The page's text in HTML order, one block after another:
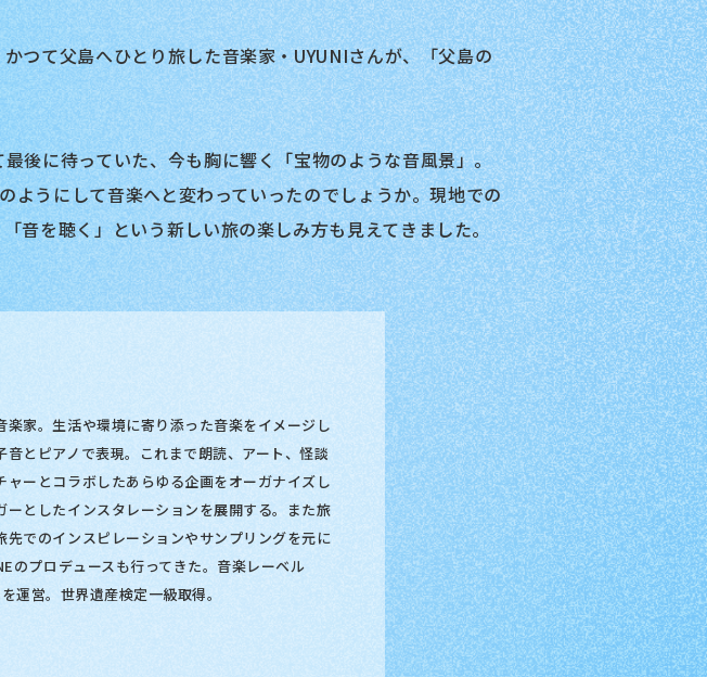
つて父島へひとり旅した音楽家・UYUNIさんが、「父島の
後に待っていた、今も胸に響く「宝物のような音風景」。
ようにして音楽へと変わっていったのでしょうか。現地での
音を聴く」という新しい旅の楽しみ方も見えてきました。
楽家。生活や環境に寄り添った音楽をイメージし
音とピアノで表現。これまで朗読、アート、怪談
ャーとコラボしたあらゆる企画をオーガナイズし
ーとしたインスタレーションを展開する。また旅
先でのインスピレーションやサンプリングを元に
のプロデュースも行ってきた。音楽レーベル
営。世界遺産検定一級取得。